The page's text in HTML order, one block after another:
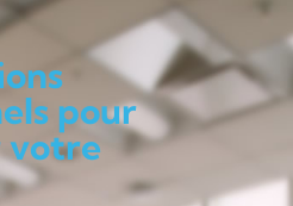
pour
votre